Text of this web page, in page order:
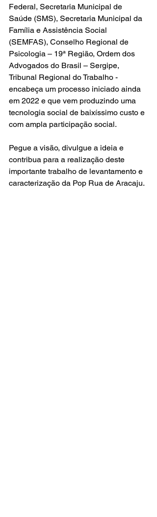
Federal, Secretaria Municipal de
Saúde (SMS), Secretaria Municipal da
Família e Assistência Social
(SEMFAS), Conselho Regional de
Psicologia – 19ª Região, Ordem dos
Advogados do Brasil – Sergipe,
Tribunal Regional do Trabalho -
encabeça um processo iniciado ainda
em 2022 e que vem produzindo uma
tecnologia social de baixíssimo custo e
com ampla participação social.
Pegue a visão, divulgue a ideia e
contribua para a realização deste
importante trabalho de levantamento e
caracterização da Pop Rua de Aracaju.